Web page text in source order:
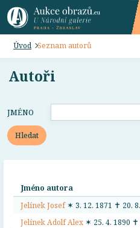
Úvod Seznam autorů
Autoři
JMÉNO
Hledat
Jméno autora
Jelínek Josef✶ 3. 12. 1871 ✝ 20.
Jelínek Adolf Alex ✶ 25. 4. 1890 ✝